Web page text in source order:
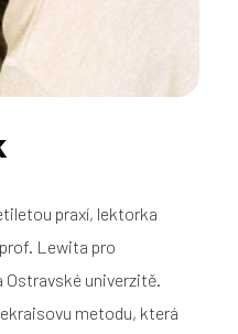
praxí, lektorka
Lewita pro
univerzitě.
metodu, která